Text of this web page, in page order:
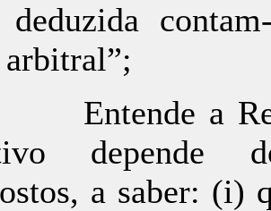
deduzida
arbitral”;
Entende a
depende
a saber: (i)